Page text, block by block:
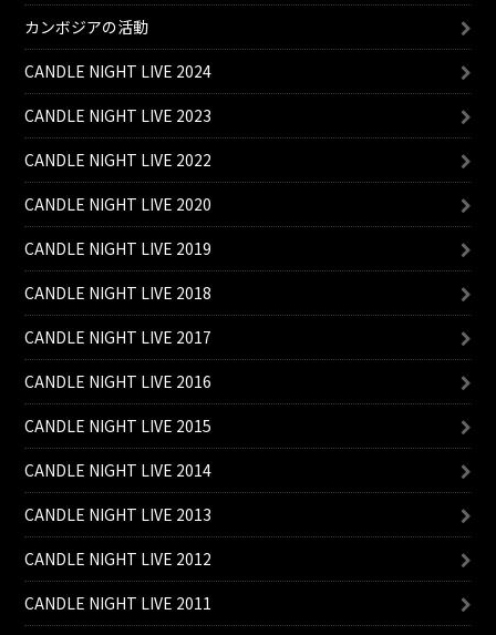
カンボジアの活動
CANDLE NIGHT LIVE 2024
CANDLE NIGHT LIVE 2023
CANDLE NIGHT LIVE 2022
CANDLE NIGHT LIVE 2020
CANDLE NIGHT LIVE 2019
CANDLE NIGHT LIVE 2018
CANDLE NIGHT LIVE 2017
CANDLE NIGHT LIVE 2016
CANDLE NIGHT LIVE 2015
CANDLE NIGHT LIVE 2014
CANDLE NIGHT LIVE 2013
CANDLE NIGHT LIVE 2012
CANDLE NIGHT LIVE 2011